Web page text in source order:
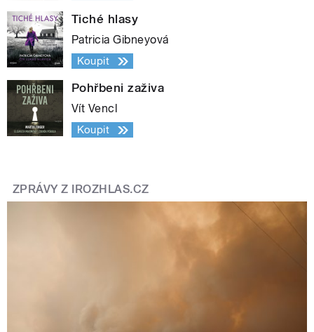
Tiché hlasy
Patricia Gibneyová
Koupit
Pohřbeni zaživa
Vít Vencl
Koupit
ZPRÁVY Z IROZHLAS.CZ